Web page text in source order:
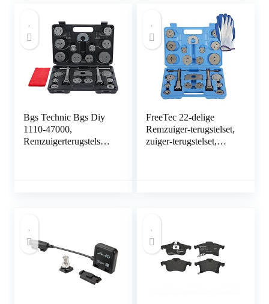
Bgs Technic Bgs Diy
1110-47000,
Remzuigerterugstelset,
FreeTec 22-delige
Remzuiger-terugstelset,
zuiger-terugstelset,